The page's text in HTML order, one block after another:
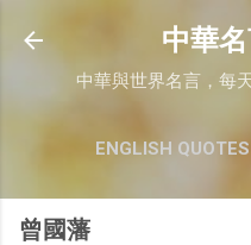
跳至
中華
中華與世界名言，每
ENGLISH QUOTES
曾國藩